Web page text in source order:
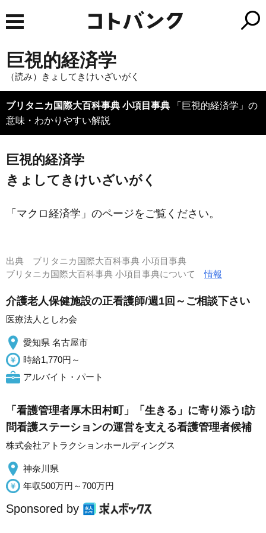
巨視的経済学
（読み）きょしてきけいざいがく
ブリタニカ国際大百科事典 小項目事典 「巨視的経済学」の
意味・わかりやすい解説
巨視的経済学
きょしてきけいざいがく
「マクロ経済学」のページをご覧ください。
出典 ブリタニカ国際大百科事典 小項目事典
ブリタニカ国際大百科事典 小項目事典について情報
介護老人保健施設の正看護師/週1回～ご相談下さい
医療法人としわ会
愛知県 名古屋市
時給1,770円～
アルバイト・パート
「看護管理者厚木田村町」「生きる」に寄り添う!訪
問看護ステーションの運営を支える看護管理者候補
株式会社アトラクションホールディングス
神奈川県
年収500万円～700万円
Sponsored by